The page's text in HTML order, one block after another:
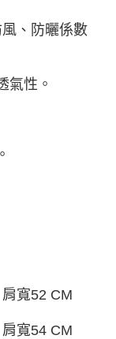
、防曬係數
氣性。
寬52 CM
寬54 CM